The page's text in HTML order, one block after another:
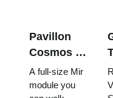
Pavillon
Cosmos à
VDNKh : À
l'intérieur
A full-size Mir
module you